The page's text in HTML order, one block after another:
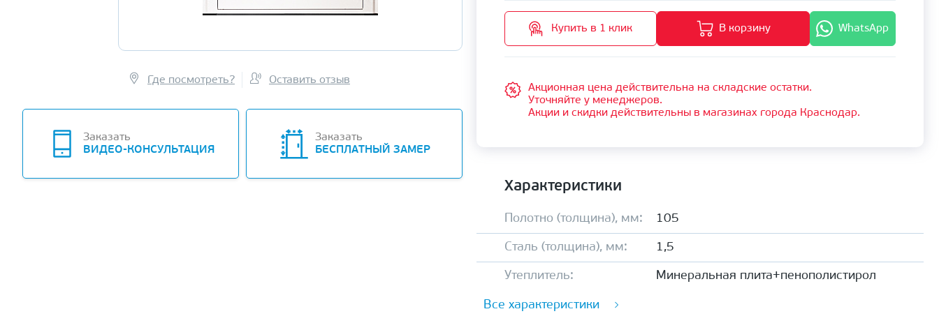
-22%
Где посмотреть? Оставить отзыв
Заказать
ВИДЕО-КОНСУЛЬТАЦИЯ
Заказать
БЕСПЛАТНЫЙ ЗАМЕР
Купить в 1 клик В корзину WhatsApp
Акционная цена действительна на складские остатки.
Уточняйте у менеджеров.
Акции и скидки действительны в магазинах города Краснодар.
Характеристики
Полотно (толщина), мм: 105
Сталь (толщина), мм: 1,5
Утеплитель: Минеральная плита+пенополистирол
Все характеристики